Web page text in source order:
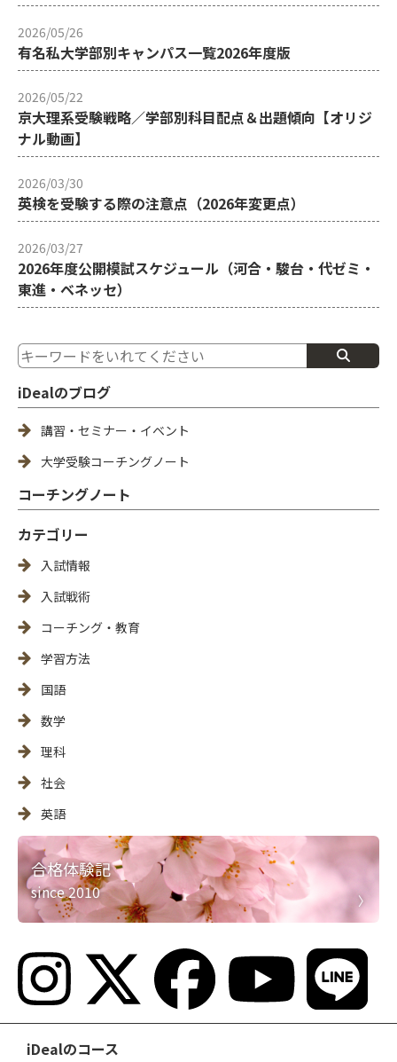
2026/05/26
有名私大学部別キャンパス一覧2026年度版
2026/05/22
京大理系受験戦略／学部別科目配点＆出題傾向【オリジ
ナル動画】
2026/03/30
英検を受験する際の注意点（2026年変更点）
2026/03/27
2026年度公開模試スケジュール（河合・駿台・代ゼミ・
東進・ベネッセ）
iDealのブログ
講習・セミナー・イベント
大学受験コーチングノート
コーチングノート
カテゴリー
入試情報
入試戦術
コーチング・教育
学習方法
国語
数学
理科
社会
英語
合格体験記
since 2010
iDealのコース